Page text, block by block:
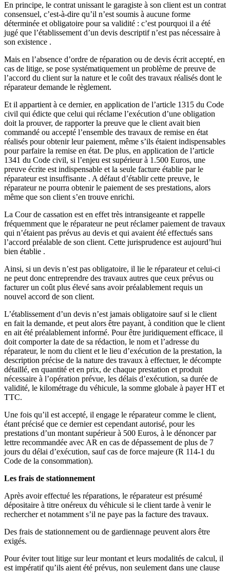
En principe, le contrat unissant le garagiste à son client est un contrat
consensuel, c’est-à-dire qu’il n’est soumis à aucune forme
déterminée et obligatoire pour sa validité : c’est pourquoi il a été
jugé que l’établissement d’un devis descriptif n’est pas nécessaire à
son existence .
Mais en l’absence d’ordre de réparation ou de devis écrit accepté, en
cas de litige, se pose systématiquement un problème de preuve de
l’accord du client sur la nature et le coût des travaux réalisés dont le
réparateur demande le règlement.
Et il appartient à ce dernier, en application de l’article 1315 du Code
civil qui édicte que celui qui réclame l’exécution d’une obligation
doit la prouver, de rapporter la preuve que le client avait bien
commandé ou accepté l’ensemble des travaux de remise en état
réalisés pour obtenir leur paiement, même s’ils étaient indispensables
pour parfaire la remise en état. De plus, en application de l’article
1341 du Code civil, si l’enjeu est supérieur à 1.500 Euros, une
preuve écrite est indispensable et la seule facture établie par le
réparateur est insuffisante . A défaut d’établir cette preuve, le
réparateur ne pourra obtenir le paiement de ses prestations, alors
même que son client s’en trouve enrichi.
La Cour de cassation est en effet très intransigeante et rappelle
fréquemment que le réparateur ne peut réclamer paiement de travaux
qui n’étaient pas prévus au devis et qui avaient été effectués sans
l’accord préalable de son client. Cette jurisprudence est aujourd’hui
bien établie .
Ainsi, si un devis n’est pas obligatoire, il lie le réparateur et celui-ci
ne peut donc entreprendre des travaux autres que ceux prévus ou
facturer un coût plus élevé sans avoir préalablement requis un
nouvel accord de son client.
L’établissement d’un devis n’est jamais obligatoire sauf si le client
en fait la demande, et peut alors être payant, à condition que le client
en ait été préalablement informé. Pour être juridiquement efficace, il
doit comporter la date de sa rédaction, le nom et l’adresse du
réparateur, le nom du client et le lieu d’exécution de la prestation, la
description précise de la nature des travaux à effectuer, le décompte
détaillé, en quantité et en prix, de chaque prestation et produit
nécessaire à l’opération prévue, les délais d’exécution, sa durée de
validité, le kilométrage du véhicule, la somme globale à payer HT et
TTC.
Une fois qu’il est accepté, il engage le réparateur comme le client,
étant précisé que ce dernier est cependant autorisé, pour les
prestations d’un montant supérieur à 500 Euros, à le dénoncer par
lettre recommandée avec AR en cas de dépassement de plus de 7
jours du délai d’exécution, sauf cas de force majeure (R 114-1 du
Code de la consommation).
Les frais de stationnement
Après avoir effectué les réparations, le réparateur est présumé
dépositaire à titre onéreux du véhicule si le client tarde à venir le
rechercher et notamment s’il ne paye pas la facture des travaux.
Des frais de stationnement ou de gardiennage peuvent alors être
exigés.
Pour éviter tout litige sur leur montant et leurs modalités de calcul, il
est impératif qu’ils aient été prévus, non seulement dans une clause